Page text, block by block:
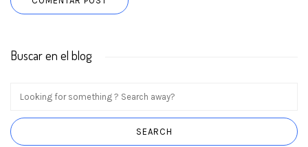
Buscar en el blog